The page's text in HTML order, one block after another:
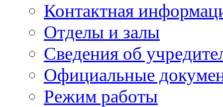
Контактная
Отделы и залы
Сведения об
Официальные
Режим работы